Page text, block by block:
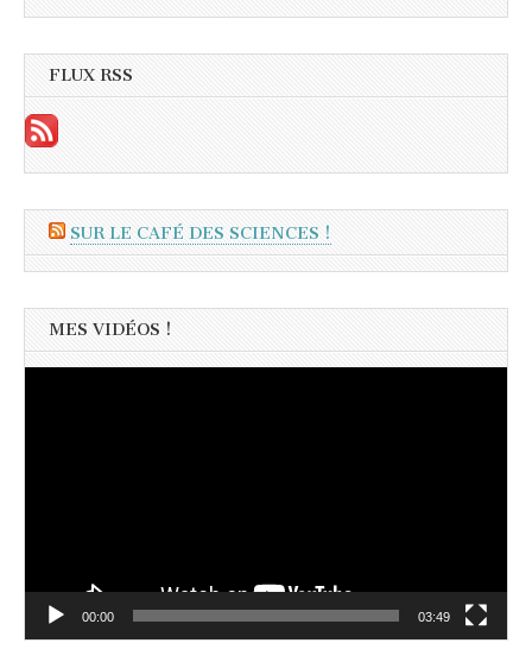
FLUX RSS
SUR LE CAFÉ DES SCIENCES !
MES VIDÉOS !
00:00 03:49